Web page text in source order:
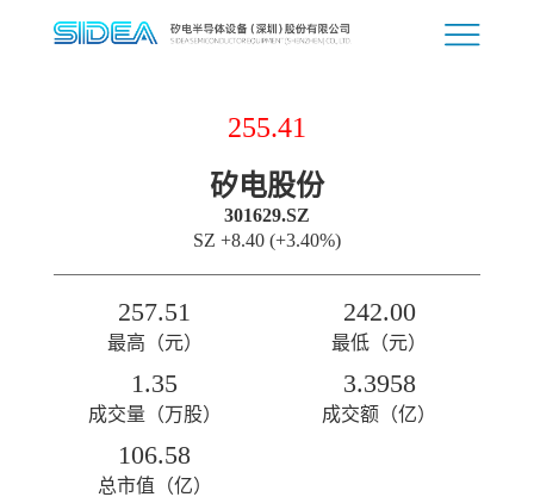
255.41
矽电股份
301629.SZ
SZ +8.40 (+3.40%)
257.51
最高（元）
242.00
最低（元）
1.35
成交量（万股）
3.3958
成交额（亿）
106.58
总市值（亿）